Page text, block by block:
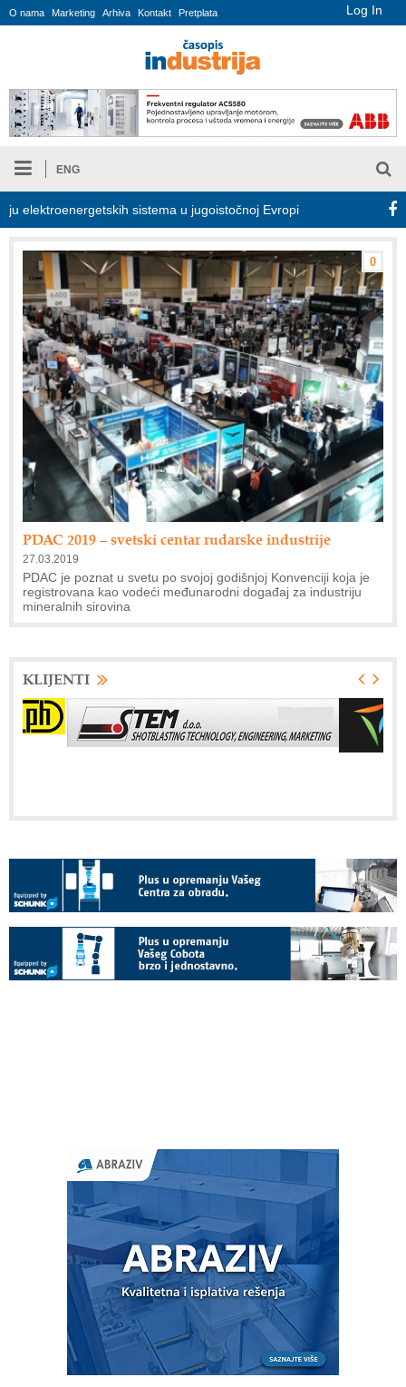
Log In
O nama Marketing Arhiva Kontakt Pretplata
ENG
sistema u jugoistočnoj Evropi
0
PDAC 2019 – svetski centar rudarske industrije
27.03.2019
PDAC je poznat u svetu po svojoj godišnjoj Konvenciji koja je
registrovana kao vodeći međunarodni događaj za industriju
mineralnih sirovina
KLIJENTI